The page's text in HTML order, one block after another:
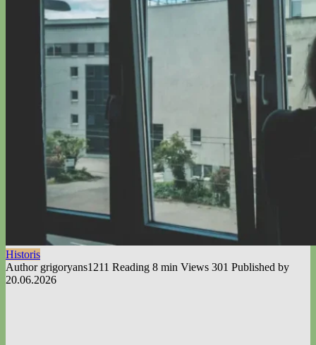
Historis
Author grigoryans1211 Reading 8 min Views 301 Published by
20.06.2026